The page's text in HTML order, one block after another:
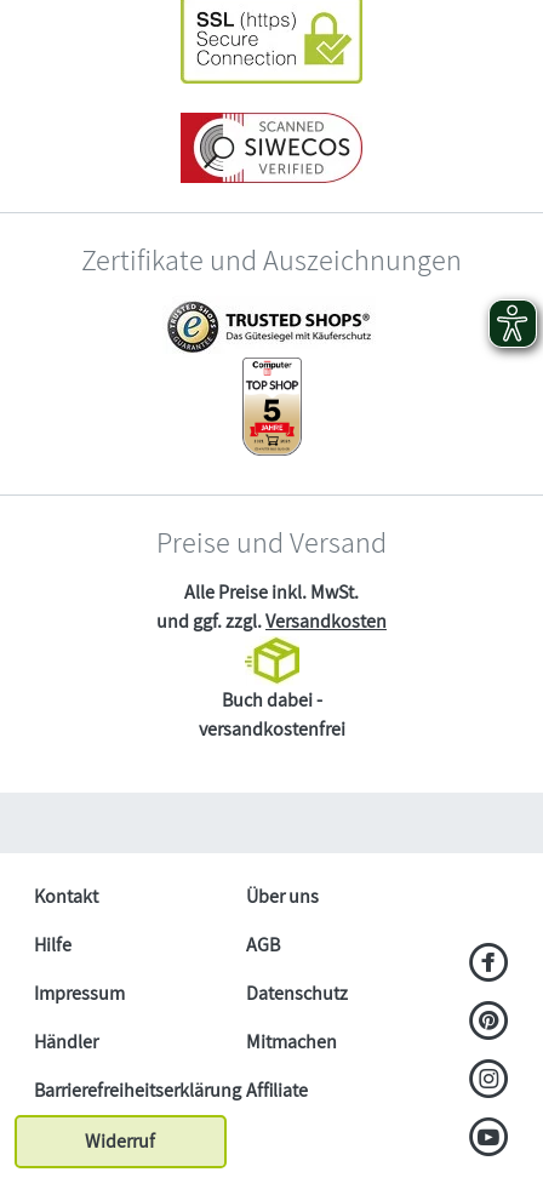
Zertifikate und Auszeichnungen
Preise und Versand
Alle Preise inkl. MwSt.
und ggf. zzgl.Versandkosten
Buch dabei -
versandkostenfrei
Kontakt
Über uns
Hilfe
AGB
Impressum
Datenschutz
Händler
Mitmachen
BarrierefreiheitserklärungAffiliate
Widerruf